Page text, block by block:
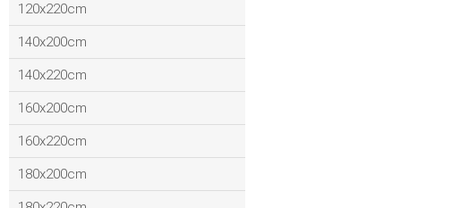
120x220cm
140x200cm
140x220cm
160x200cm
160x220cm
180x200cm